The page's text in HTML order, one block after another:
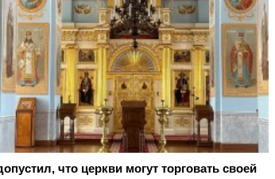
что церкви могут торговать своей